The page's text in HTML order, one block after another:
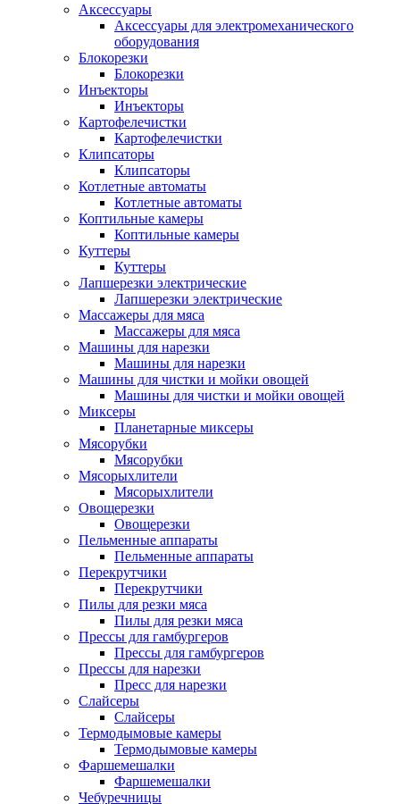
Аксессуары
Аксессуары для электромеханического
оборудования
Блокорезки
Блокорезки
Инъекторы
Инъекторы
Картофелечистки
Картофелечистки
Клипсаторы
Клипсаторы
Котлетные автоматы
Котлетные автоматы
Коптильные камеры
Коптильные камеры
Куттеры
Куттеры
Лапшерезки электрические
Лапшерезки электрические
Массажеры для мяса
Массажеры для мяса
Машины для нарезки
Машины для нарезки
Машины для чистки и мойки овощей
Машины для чистки и мойки овощей
Миксеры
Планетарные миксеры
Мясорубки
Мясорубки
Мясорыхлители
Мясорыхлители
Овощерезки
Овощерезки
Пельменные аппараты
Пельменные аппараты
Перекрутчики
Перекрутчики
Пилы для резки мяса
Пилы для резки мяса
Прессы для гамбургеров
Прессы для гамбургеров
Прессы для нарезки
Пресс для нарезки
Слайсеры
Слайсеры
Термодымовые камеры
Термодымовые камеры
Фаршемешалки
Фаршемешалки
Чебуречницы